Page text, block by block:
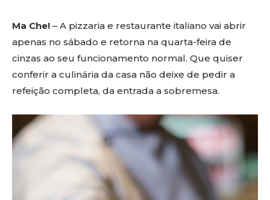
Ma Che! – A pizzaria e restaurante italiano vai abrir
apenas no sábado e retorna na quarta-feira de
cinzas ao seu funcionamento normal. Que quiser
conferir a culinária da casa não deixe de pedir a
refeição completa, da entrada a sobremesa.